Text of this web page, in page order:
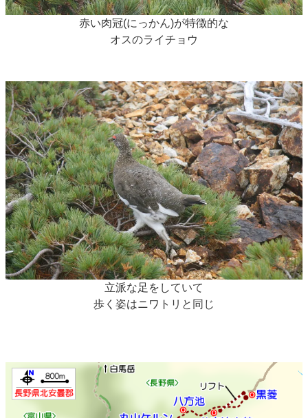
赤い肉冠(にっかん)が特徴的な
オスのライチョウ
立派な足をしていて
歩く姿はニワトリと同じ